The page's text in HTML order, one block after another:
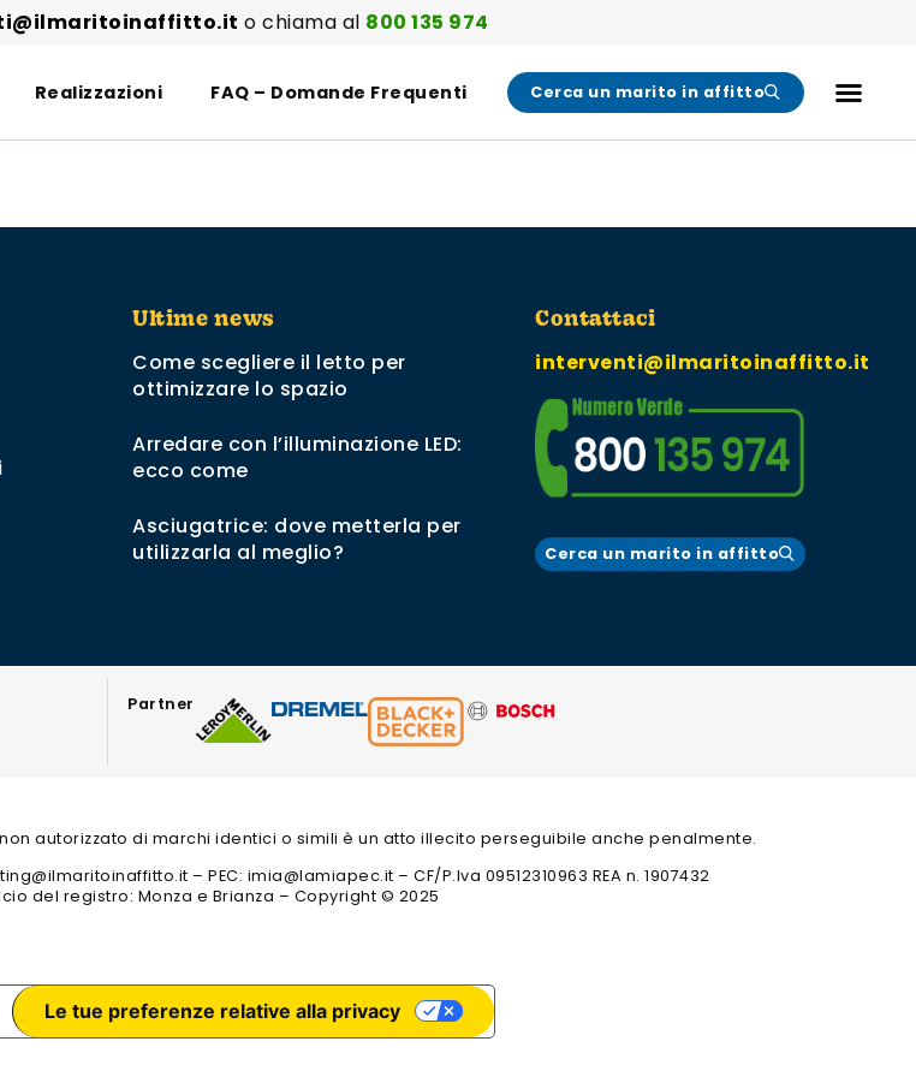
o chiama al 800 135 974
Realizzazioni FAQ – Domande Frequenti Cerca un marito in affitto
Ultime news
Come scegliere il letto per
ottimizzare lo spazio
Arredare con l’illuminazione LED:
ecco come
Asciugatrice: dove metterla per
utilizzarla al meglio?
Contattaci
interventi@ilmaritoinaffitto.it
Cerca un marito in affitto
Partner
autorizzato di marchi identici o simili è un atto illecito perseguibile anche penalmente.
– PEC: imia@lamiapec.it – CF/P.Iva 09512310963 REA n. 1907432
del registro: Monza e Brianza – Copyright © 2025
Le tue preferenze relative alla privacy